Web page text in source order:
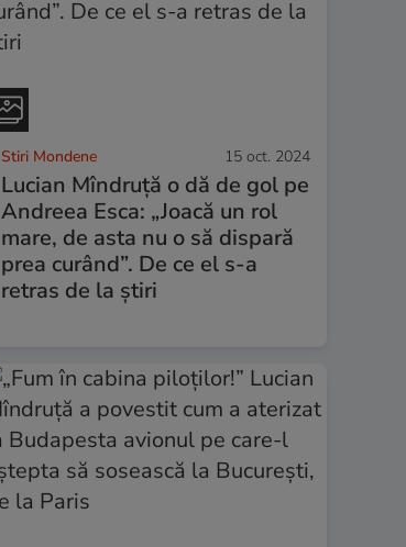
Stiri Mondene 15 oct. 2024
Lucian Mîndruță o dă de gol pe
Andreea Esca: „Joacă un rol
mare, de asta nu o să dispară
prea curând”. De ce el s-a
retras de la știri